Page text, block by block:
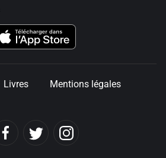
Livres
Mentions légales